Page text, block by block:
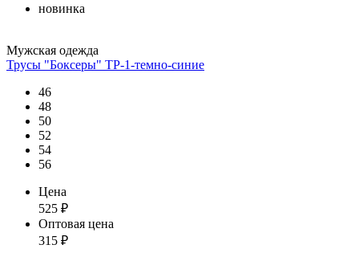
новинка
Мужская одежда
Трусы "Боксеры" ТР-1-темно-синие
46
48
50
52
54
56
Цена
525 ₽
Оптовая цена
315 ₽